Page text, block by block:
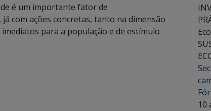
é um importante fator de
com ações concretas, tanto na dimensão
para a população e de estímulo
10